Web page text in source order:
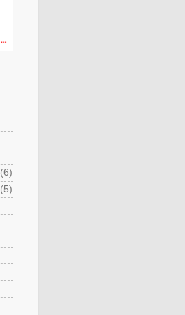
(6)
(5)